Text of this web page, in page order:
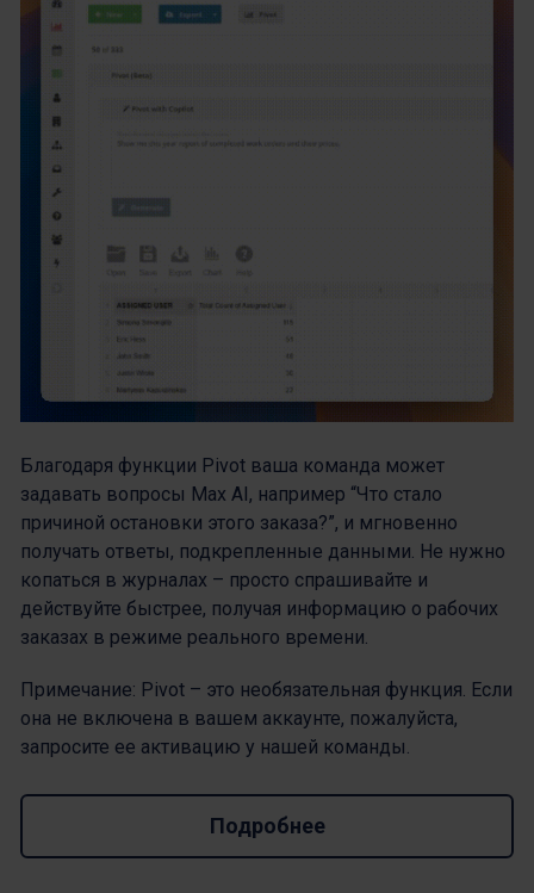
Благодаря функции Pivot ваша команда может
задавать вопросы Max AI, например “Что стало
причиной остановки этого заказа?”, и мгновенно
получать ответы, подкрепленные данными. Не нужно
копаться в журналах – просто спрашивайте и
действуйте быстрее, получая информацию о рабочих
заказах в режиме реального времени.
Примечание: Pivot – это необязательная функция. Если
она не включена в вашем аккаунте, пожалуйста,
запросите ее активацию у нашей команды.
Подробнее